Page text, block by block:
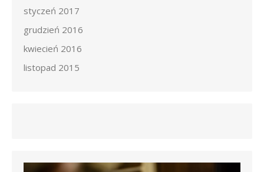
styczeń 2017
grudzień 2016
kwiecień 2016
listopad 2015